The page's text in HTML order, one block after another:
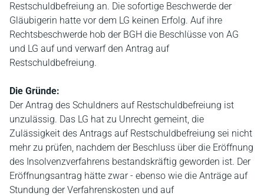
Restschuldbefreiung an. Die sofortige Beschwerde der
Gläubigerin hatte vor dem LG keinen Erfolg. Auf ihre
Rechtsbeschwerde hob der BGH die Beschlüsse von AG
und LG auf und verwarf den Antrag auf
Restschuldbefreiung.
Die Gründe:
Der Antrag des Schuldners auf Restschuldbefreiung ist
unzulässig. Das LG hat zu Unrecht gemeint, die
Zulässigkeit des Antrags auf Restschuldbefreiung sei nicht
mehr zu prüfen, nachdem der Beschluss über die Eröffnung
des Insolvenzverfahrens bestandskräftig geworden ist. Der
Eröffnungsantrag hätte zwar - ebenso wie die Anträge auf
Stundung der Verfahrenskosten und auf